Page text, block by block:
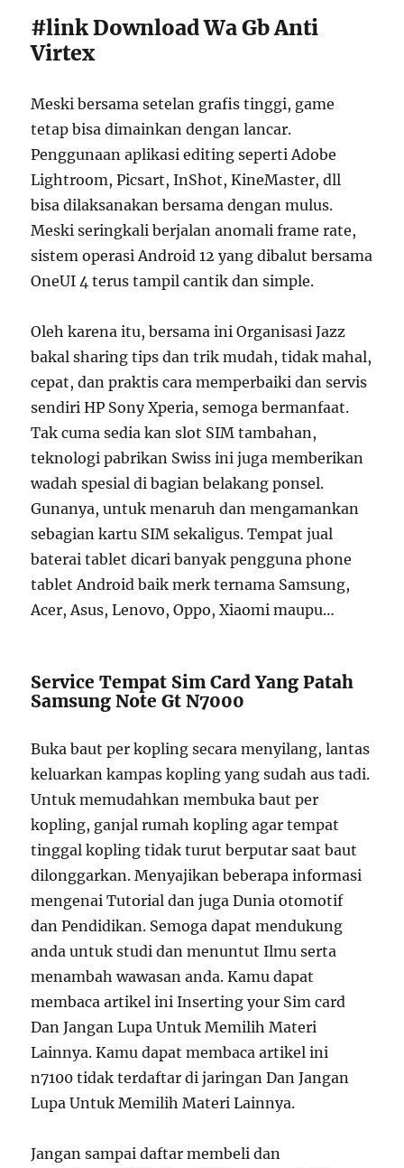
#link Download Wa Gb Anti
Virtex
Meski bersama setelan grafis tinggi, game
tetap bisa dimainkan dengan lancar.
Penggunaan aplikasi editing seperti Adobe
Lightroom, Picsart, InShot, KineMaster, dll
bisa dilaksanakan bersama dengan mulus.
Meski seringkali berjalan anomali frame rate,
sistem operasi Android 12 yang dibalut bersama
OneUI 4 terus tampil cantik dan simple.
Oleh karena itu, bersama ini Organisasi Jazz
bakal sharing tips dan trik mudah, tidak mahal,
cepat, dan praktis cara memperbaiki dan servis
sendiri HP Sony Xperia, semoga bermanfaat.
Tak cuma sedia kan slot SIM tambahan,
teknologi pabrikan Swiss ini juga memberikan
wadah spesial di bagian belakang ponsel.
Gunanya, untuk menaruh dan mengamankan
sebagian kartu SIM sekaligus. Tempat jual
baterai tablet dicari banyak pengguna phone
tablet Android baik merk ternama Samsung,
Acer, Asus, Lenovo, Oppo, Xiaomi maupu…
Service Tempat Sim Card Yang Patah
Samsung Note Gt N7000
Buka baut per kopling secara menyilang, lantas
keluarkan kampas kopling yang sudah aus tadi.
Untuk memudahkan membuka baut per
kopling, ganjal rumah kopling agar tempat
tinggal kopling tidak turut berputar saat baut
dilonggarkan. Menyajikan beberapa informasi
mengenai Tutorial dan juga Dunia otomotif
dan Pendidikan. Semoga dapat mendukung
anda untuk studi dan menuntut Ilmu serta
menambah wawasan anda. Kamu dapat
membaca artikel ini Inserting your Sim card
Dan Jangan Lupa Untuk Memilih Materi
Lainnya. Kamu dapat membaca artikel ini
n7100 tidak terdaftar di jaringan Dan Jangan
Lupa Untuk Memilih Materi Lainnya.
Jangan sampai daftar membeli dan